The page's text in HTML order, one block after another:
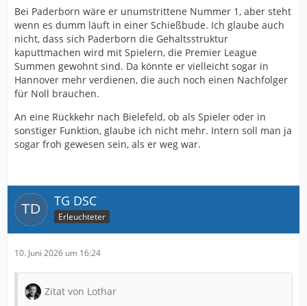
Bei Paderborn wäre er unumstrittene Nummer 1, aber steht
wenn es dumm läuft in einer Schießbude. Ich glaube auch
nicht, dass sich Paderborn die Gehaltsstruktur
kaputtmachen wird mit Spielern, die Premier League
Summen gewohnt sind. Da könnte er vielleicht sogar in
Hannover mehr verdienen, die auch noch einen Nachfolger
für Noll brauchen.
An eine Rückkehr nach Bielefeld, ob als Spieler oder in
sonstiger Funktion, glaube ich nicht mehr. Intern soll man ja
sogar froh gewesen sein, als er weg war.
TG DSC
Erleuchteter
10. Juni 2026 um 16:24
Zitat von Lothar